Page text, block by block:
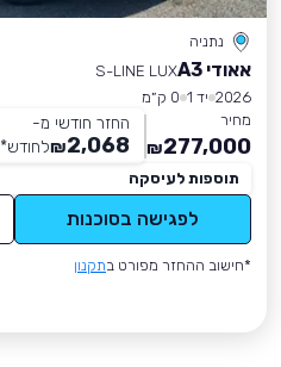
נתניה
אאודי A3
S-LINE LUX
2026 יד 1
0 ק״מ
מחיר
277,000
₪
החזר חודשי מ-
2,068
₪לחודש*
תוספות לעיסקה
לפגישה בסוכנות
*חישוב ההחזר מפורט בתקנון